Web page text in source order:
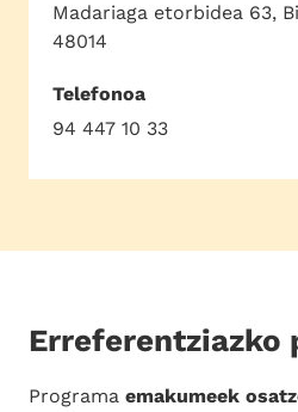
Madariaga etorbidea 63,
48014
Telefonoa
94 447 10 33
Erreferentziazko
Programa emakumeek